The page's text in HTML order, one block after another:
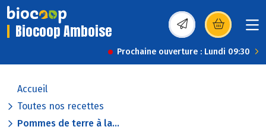
Biocoop Amboise (s’ouvre dans une
Prochaine ouverture : Lundi 09:30
Accueil
Toutes nos recettes
Pommes de terre à la...